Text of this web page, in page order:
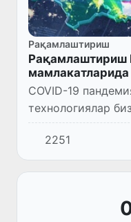
Рақамлаштириш
Рақамлаштириш
COVID-19
технологиялар
кўпроқ
ҳақиқат бўлди.
карантин,
2251